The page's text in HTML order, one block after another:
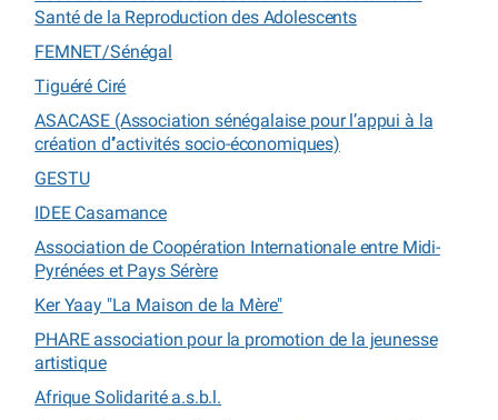
Santé de la Reproduction des Adolescents
FEMNET/Sénégal
Tiguéré Ciré
ASACASE (Association sénégalaise pour l’appui à la
création d’’activités socio-économiques)
GESTU
IDEE Casamance
Association de Coopération Internationale entre Midi-
Pyrénées et Pays Sérère
Ker Yaay "La Maison de la Mère"
PHARE association pour la promotion de la jeunesse
artistique
Afrique Solidarité a.s.b.l.